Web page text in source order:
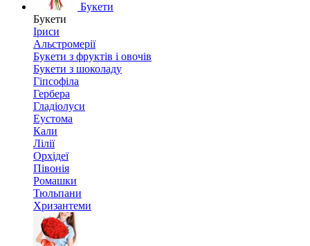
Букети
Букети
Іриси
Альстромерії
Букети з фруктів і овочів
Букети з шоколаду
Гіпсофіла
Гербера
Гладіолуси
Еустома
Кали
Лілії
Орхідеї
Півонія
Ромашки
Тюльпани
Хризантеми